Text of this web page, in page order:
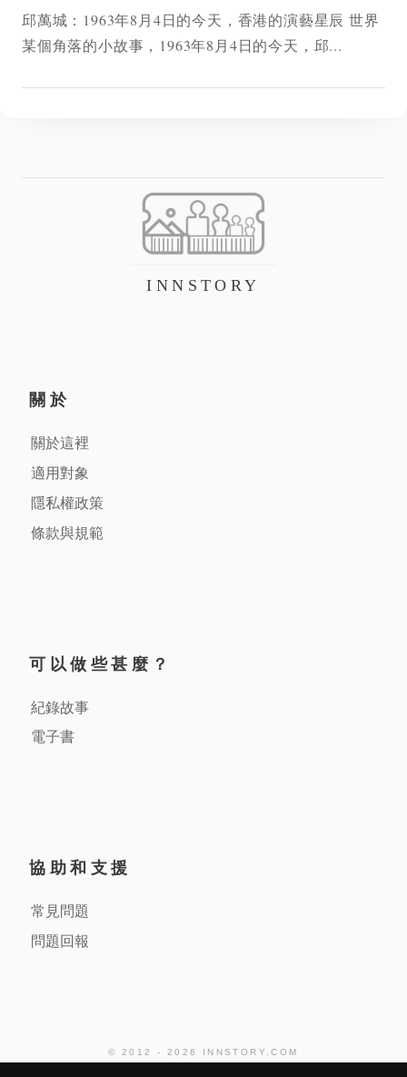
邱萬城：1963年8月4日的今天，香港的演藝星辰 世界
某個角落的小故事，1963年8月4日的今天，邱...
INNSTORY
關於
關於這裡
適用對象
隱私權政策
條款與規範
可以做些甚麼？
紀錄故事
電子書
協助和支援
常見問題
問題回報
© 2012 - 2026 INNSTORY.COM